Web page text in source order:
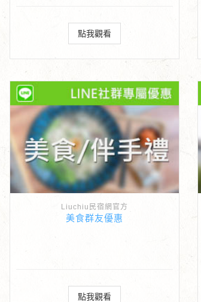
點我觀看
Liuchiu民宿網官方
美食群友優惠
點我觀看